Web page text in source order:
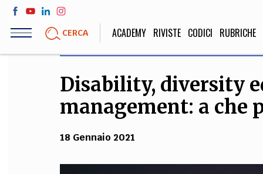
Salta
contenuto
CERCA ACADEMY RIVISTE CODICI RUBRICHE
LIFE STYLE
Sport, Cucina, Viaggi,
SOCIETÀ
Politica,
Disability, diversity
management: a che
18 Gennaio 2021